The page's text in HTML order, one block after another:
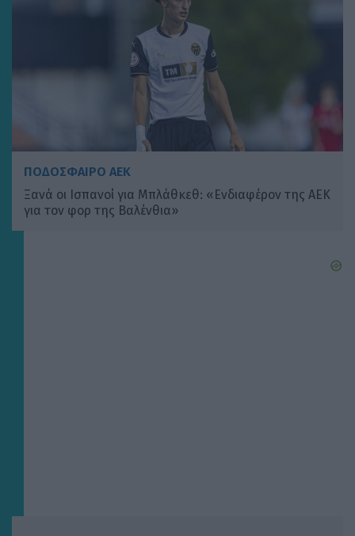
ΠΟΔΟΣΦΑΙΡΟ ΑΕΚ
Ξανά οι Ισπανοί για Μπλάθκεθ: «Ενδιαφέρον της ΑΕΚ
για τον φορ της Βαλένθια»